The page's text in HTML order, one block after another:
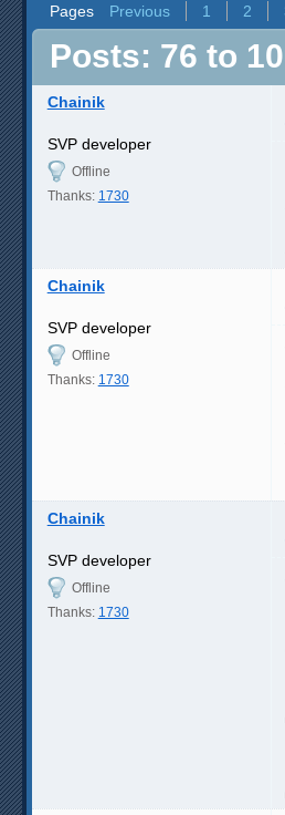
Pages Previous 1 2
Posts: 76 to
Chainik
SVP developer
Offline
Thanks: 1730
Chainik
SVP developer
Offline
Thanks: 1730
Chainik
SVP developer
Offline
Thanks: 1730